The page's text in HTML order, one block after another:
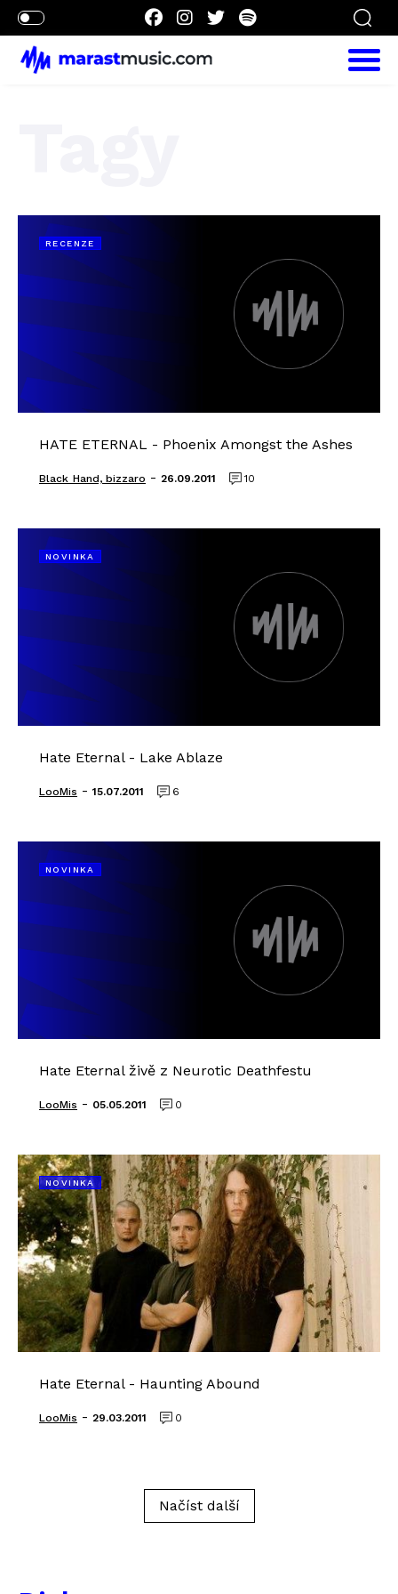
RECENZE
HATE ETERNAL - Phoenix Amongst the Ashes
Black_Hand, bizzaro - 26.09.2011 10
NOVINKA
Hate Eternal - Lake Ablaze
LooMis - 15.07.2011 6
NOVINKA
Hate Eternal živě z Neurotic Deathfestu
LooMis - 05.05.2011 0
NOVINKA
Hate Eternal - Haunting Abound
LooMis - 29.03.2011 0
Načíst další